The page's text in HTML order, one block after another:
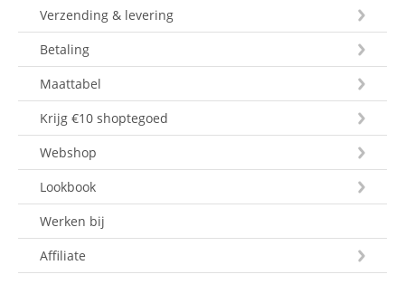
Verzending & levering
Betaling
Maattabel
Krijg €10 shoptegoed
Webshop
Lookbook
Werken bij
Affiliate